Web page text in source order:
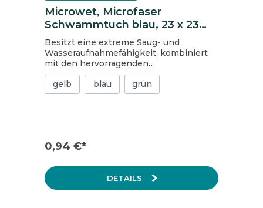
Microwet, Microfaser
Schwammtuch blau, 23 x 23
cm
Besitzt eine extreme Saug- und
Wasseraufnahmefähigkeit, kombiniert
mit den hervorragenden
Reinigungseigenschaften eines
Microfasertuches. Hohe Lebensdauer,
da das Tuch bei der Wäsche nicht
gelb blau grün
0,94 €*
DETAILS